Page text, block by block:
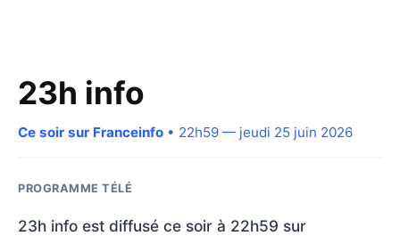
23h info
Ce soir sur Franceinfo • 22h59 — jeudi 25 juin 2026
PROGRAMME TÉLÉ
23h info est diffusé ce soir à 22h59 sur